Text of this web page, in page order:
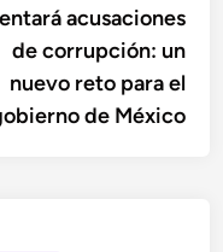
acusaciones
de corrupción: un
nuevo reto para el
de México